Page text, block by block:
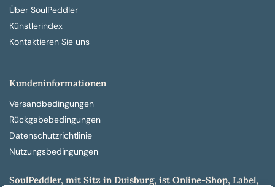
Über SoulPeddler
Künstlerindex
Kontaktieren Sie uns
Kundeninformationen
Versandbedingungen
Rückgabebedingungen
Datenschutzrichtlinie
Nutzungsbedingungen
SoulPeddler, mit Sitz in Duisburg, ist Online-Shop, Label,